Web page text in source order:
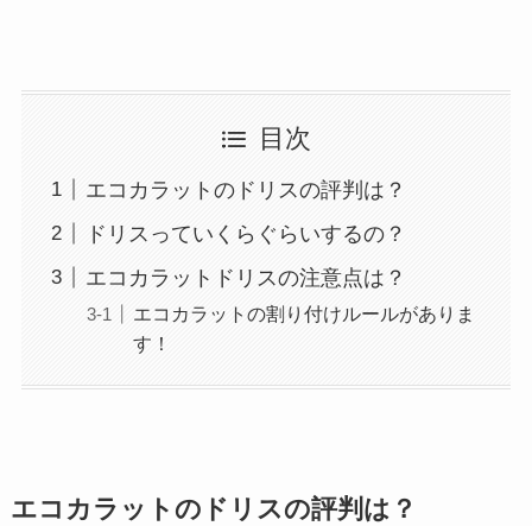
目次
エコカラットのドリスの評判は？
ドリスっていくらぐらいするの？
エコカラットドリスの注意点は？
エコカラットの割り付けルールがありま
す！
エコカラットのドリスの評判は？